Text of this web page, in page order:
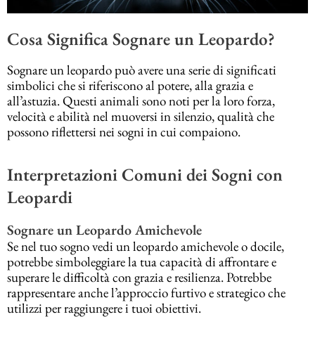
Cosa Significa Sognare un Leopardo?
Sognare un leopardo può avere una serie di significati
simbolici che si riferiscono al potere, alla grazia e
all’astuzia. Questi animali sono noti per la loro forza,
velocità e abilità nel muoversi in silenzio, qualità che
possono riflettersi nei sogni in cui compaiono.
Interpretazioni Comuni dei Sogni con
Leopardi
Sognare un Leopardo Amichevole
Se nel tuo sogno vedi un leopardo amichevole o docile,
potrebbe simboleggiare la tua capacità di affrontare e
superare le difficoltà con grazia e resilienza. Potrebbe
rappresentare anche l’approccio furtivo e strategico che
utilizzi per raggiungere i tuoi obiettivi.